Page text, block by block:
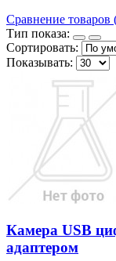
Сравнение товаров
Тип показа:
Сортировать:
Показывать:
Камера USB
адаптером